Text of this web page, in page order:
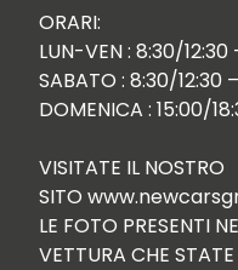
ORARI:
LUN-VEN : 8:30/12:30
SABATO : 8:30/12:30
DOMENICA : 15:00/
VISITATE IL NOSTRO
SITO
LE FOTO PRESENTI
VETTURA CHE